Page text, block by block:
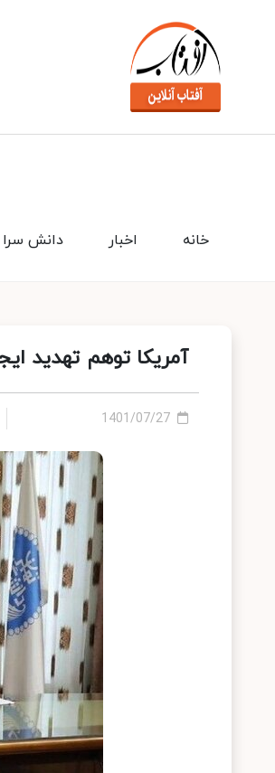
دانش سرا اخبار خانه
آمریکا توهم تهدید
1401/07/27